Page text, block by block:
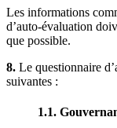
Les informations
d’auto-évaluation
que possible.
8. Le questionnaire
suivantes :
1.1.